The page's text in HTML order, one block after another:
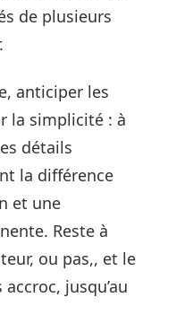
de plusieurs
anticiper les
la simplicité : à
détails
la différence
et une
Reste à
ou pas,, et le
jusqu’au